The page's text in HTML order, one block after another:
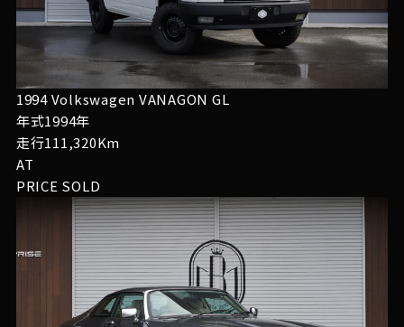
1994 Volkswagen VANAGON GL
年式1994年
走行111,320Km
AT
PRICE SOLD